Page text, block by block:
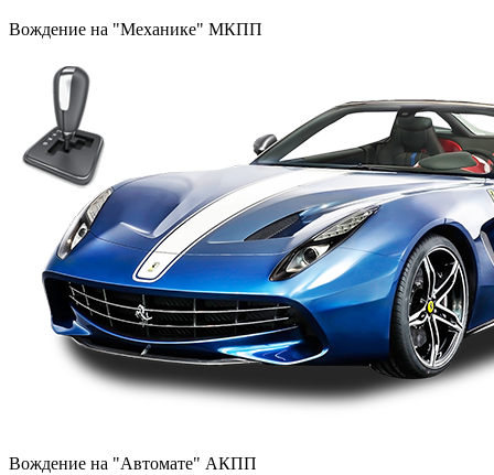
Вождение на "Механике" МКПП
Вождение на "Автомате" АКПП